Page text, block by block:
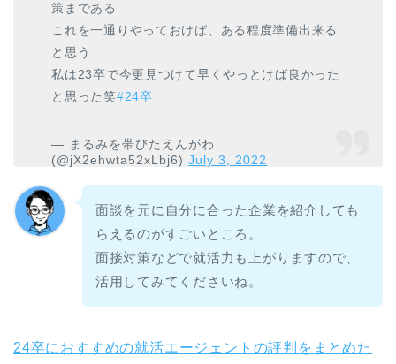
策まである
これを一通りやっておけば、ある程度準備出来る
と思う
私は23卒で今更見つけて早くやっとけば良かった
と思った笑#24卒
— まるみを帯びたえんがわ
(@jX2ehwta52xLbj6)July 3, 2022
面談を元に自分に合った企業を紹介しても
らえるのがすごいところ。
面接対策などで就活力も上がりますので、
活用してみてくださいね。
24卒におすすめの就活エージェントの評判をまとめた